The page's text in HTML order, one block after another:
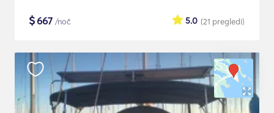
$667 /noč (21 pregledi)
5.0